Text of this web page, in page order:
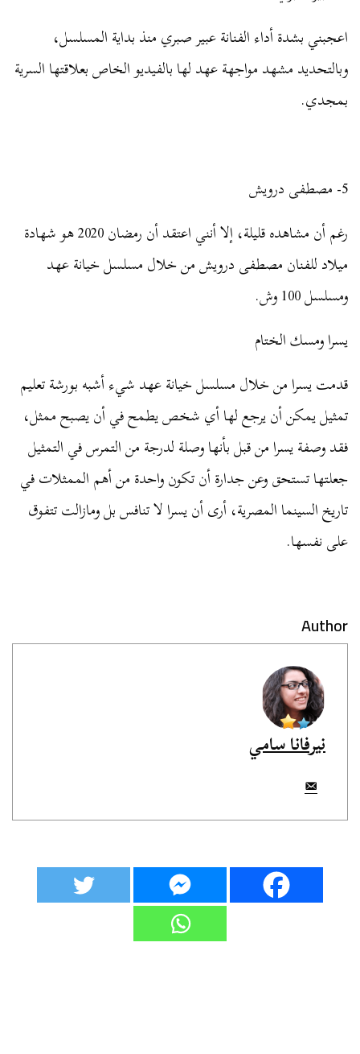
اعجبني بشدة أداء الفنانة عبير صبري منذ بداية المسلسل،
وبالتحديد مشهد مواجهة عهد لها بالفيديو الخاص بعلاقتها السرية
بمجدي.
5- مصطفى درويش
رغم أن مشاهده قليلة، إلا أنني اعتقد أن رمضان 2020 هو شهادة
ميلاد للفنان مصطفى درويش من خلال مسلسل خيانة عهد
ومسلسل 100 وش.
يسرا ومسك الختام
قدمت يسرا من خلال مسلسل خيانة عهد شيء أشبه بورشة تعليم
تمثيل يمكن أن يرجع لها أي شخص يطمح في أن يصبح ممثل،
فقد وصفة يسرا من قبل بأنها وصلة لدرجة من التمرس في التمثيل
جعلتها تستحق وعن جدارة أن تكون واحدة من أهم الممثلات في
تاريخ السينما المصرية، أرى أن يسرا لا تنافس بل ومازالت تتفوق
على نفسها.
Author
نيرفانا سامي